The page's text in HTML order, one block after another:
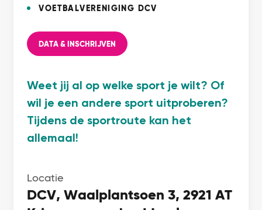
VOETBALVERENIGING DCV
DATA & INSCHRIJVEN
Weet jij al op welke sport je wilt? Of
wil je een andere sport uitproberen?
Tijdens de sportroute kan het
allemaal!
Locatie
DCV, Waalplantsoen 3, 2921 AT